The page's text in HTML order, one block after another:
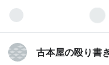
古本屋の殴り書